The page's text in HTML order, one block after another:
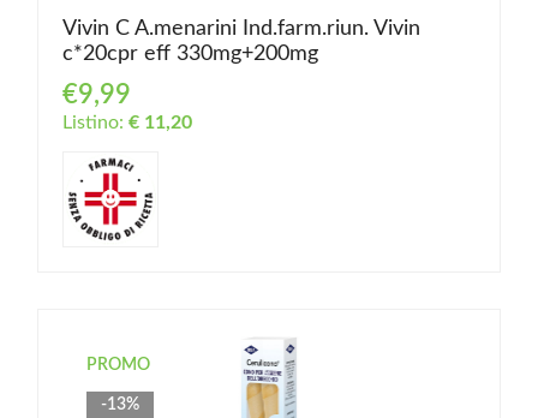
Vivin C A.menarini Ind.farm.riun. Vivin
c*20cpr eff 330mg+200mg
€9,99
Listino: € 11,20
PROMO
-13%